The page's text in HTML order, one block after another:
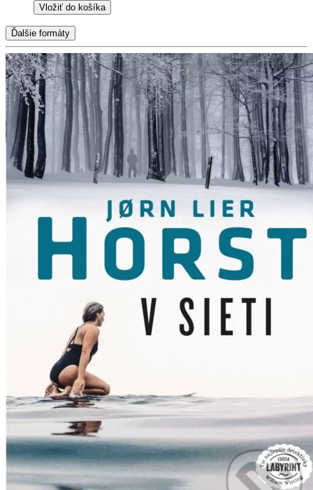
Vložiť do košíka
Ďalšie formáty